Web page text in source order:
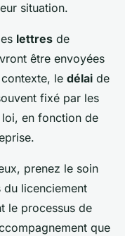
situation.
lettres de
être envoyées
le délai de
fixé par les
en fonction de
prenez le soin
du licenciement
le processus de
que